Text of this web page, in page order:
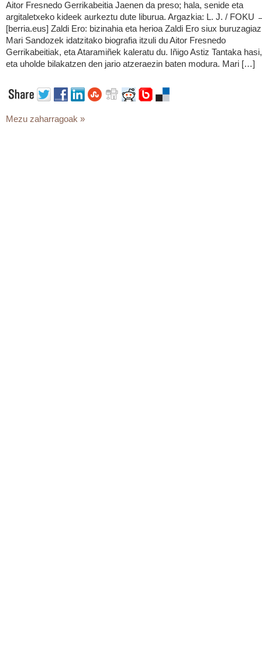
Aitor Fresnedo Gerrikabeitia Jaenen da preso; hala, senide eta
argitaletxeko kideek aurkeztu dute liburua. Argazkia: L. J. / FOKU
[berria.eus] Zaldi Ero: bizinahia eta herioa Zaldi Ero siux buruzagiaz
Mari Sandozek idatzitako biografia itzuli du Aitor Fresnedo
Gerrikabeitiak, eta Ataramiñek kaleratu du. Iñigo Astiz Tantaka hasi,
eta uholde bilakatzen den jario atzeraezin baten modura. Mari […]
Mezu zaharragoak »